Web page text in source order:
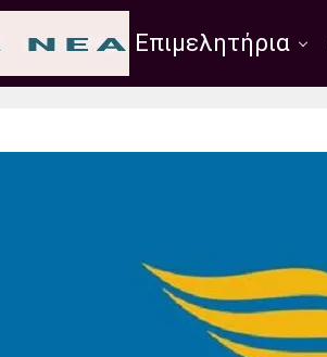
Επιμελητήρια